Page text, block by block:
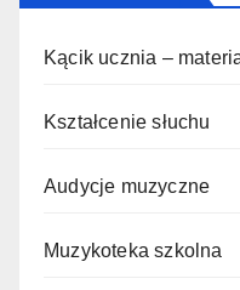
Kącik ucznia –
Kształcenie słuchu
Audycje muzyczne
Muzykoteka szkolna